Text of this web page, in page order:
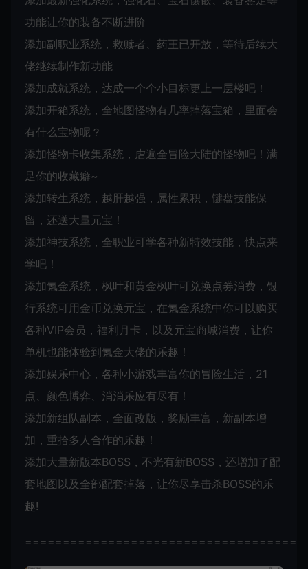
功能让你的装备不断进阶
添加副职业系统，救赎者、药王已开放，等待后续大
佬继续制作新功能
添加成就系统，达成一个个小目标更上一层楼吧！
添加开箱系统，全地图怪物有几率掉落宝箱，里面会
有什么宝物呢？
添加怪物卡收集系统，虐遍全冒险大陆的怪物吧！满
足你的收藏癖~
添加转生系统，越肝越强，属性累积，键盘技能保
留，还送大量元宝！
添加神技系统，全职业可学各种新特效技能，快点来
学吧！
添加氪金系统，枫叶和黄金枫叶可兑换点券消费，银
行系统可用金币兑换元宝，在氪金系统中你可以购买
各种VIP会员，福利月卡，以及元宝商城消费，让你
单机也能体验到氪金大佬的乐趣！
添加娱乐中心，各种小游戏丰富你的冒险生活，21
点、颜色博弈、消消乐应有尽有！
添加新组队副本，全面改版，奖励丰富，新副本增
加，重拾多人合作的乐趣！
添加大量新版本BOSS，不光有新BOSS，还增加了配
套地图以及全部配套掉落，让你尽享击杀BOSS的乐
趣!